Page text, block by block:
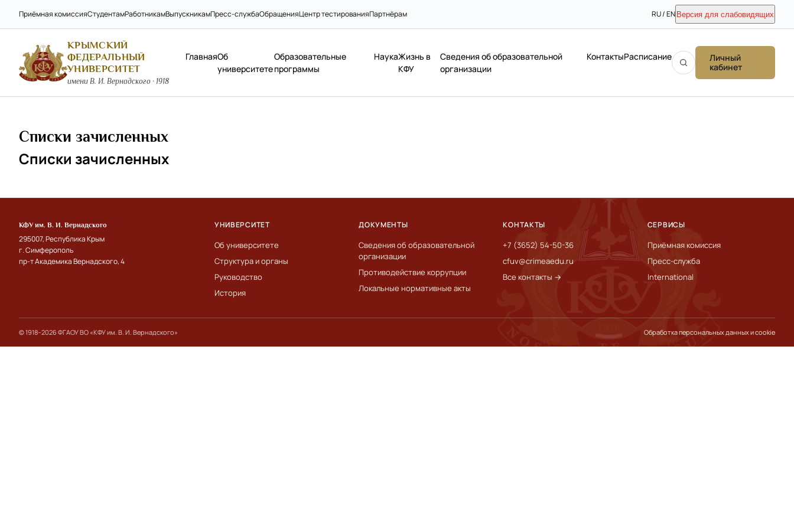
Приёмная комиссияСтудентамРаботникамВыпускникамПресс-службаОбращенияЦентр тестированияПартнёрам RU / EN Версия для слабовидящих
КРЫМСКИЙ
ФЕДЕРАЛЬНЫЙ
УНИВЕРСИТЕТ
имени В. И. Вернадского · 1918
ГлавнаяОб
университете
Образовательные
программы
НаукаЖизнь в
КФУ
Сведения об образовательной
организации
КонтактыРасписание
Личный
кабинет
Списки зачисленных
Списки зачисленных
КФУ им. В. И. Вернадского
295007, Республика Крым
г. Симферополь
пр-т Академика Вернадского, 4
УНИВЕРСИТЕТ
Об университете
Структура и органы
Руководство
История
ДОКУМЕНТЫ
Сведения об образовательной
организации
Противодействие коррупции
Локальные нормативные акты
КОНТАКТЫ
+7 (3652) 54-50-36
cfuv@crimeaedu.ru
Все контакты →
СЕРВИСЫ
Приёмная комиссия
Пресс-служба
International
© 1918–2026 ФГАОУ ВО «КФУ им. В. И. Вернадского» Обработка персональных данных и cookie